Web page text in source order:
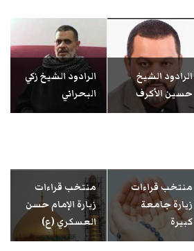
الرادود الشيخ
حسين الأكرف
الرادود الشيخ زكي
البحراني
منتخب قراءات
زيارة جامعة
كبيرة
منتخب قراءات
زيارة الإمام حسن
العسكري (ع)